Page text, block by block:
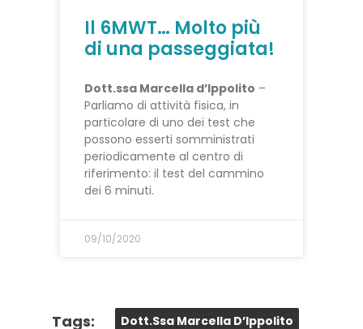
Il 6MWT… Molto più
di una passeggiata!
Dott.ssa Marcella d’Ippolito –
Parliamo di attività fisica, in
particolare di uno dei test che
possono esserti somministrati
periodicamente al centro di
riferimento: il test del cammino
dei 6 minuti.
09/10/2020
Tags: Dott.ssa Marcella D’Ippolito